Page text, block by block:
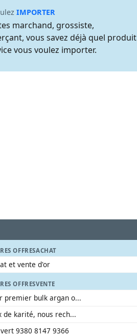
IMPORTER
marchand, grossiste,
vous savez déjà quel produit
vous voulez importer.
OFFRESACHAT
et vente d'or
OFFRESVENTE
premier bulk argan o...
de karité, nous rech...
9380 8147 9366